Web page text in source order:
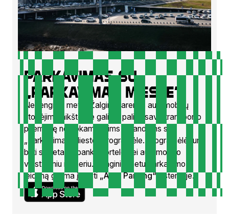
Parkavimas su
„Parkavimas mIESTE“
Ne renginių metu „Žalgirio“ arenos automobilių
stovėjimo aikštelėje galima palikti savo transporto
priemonę nemokamai trims valandoms su
„Parkavimas Mieste“ programėle. Programėlė turi
būti susieta su banko kortele bei automobilio
valstybiniu numeriu. Renginių metu parkavimo
leidimą galima įsigyti„ADC Parking“sistemoje.